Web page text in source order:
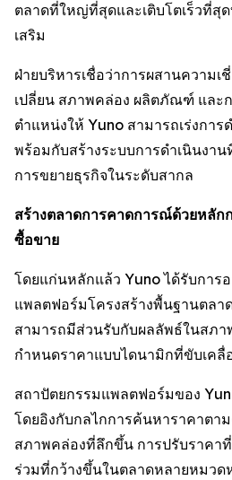
ตลาดที่ใหญ่ที่สุดและเติบโตเร็วที่สุ
เสริม
ฝ่ายบริหารเชื่อว่าการผสานความ
เปลี่ยน สภาพคล่อง ผลิตภัณฑ์ และก
ตำแหน่งให้ Yuno สามารถเร่งกา
พร้อมกับสร้างระบบการดำเนินงา
การขยายธุรกิจในระดับสากล
สร้างตลาดการคาดการณ์ด้วยหลัก
ซื้อขาย
โดยแก่นหลักแล้ว Yuno ได้รับการ
แพลตฟอร์มโครงสร้างพื้นฐานตลา
สามารถมีส่วนรับกับผลลัพธ์ในสภา
กำหนดราคาแบบไดนามิกที่ขับเคลื่
สถาปัตยกรรมแพลตฟอร์มของ
โดยอิงกับกลไกการค้นหาราคาตา
สภาพคล่องที่ลึกขึ้น การปรับราคา
ร่วมที่กว้างขึ้นในตลาดหลายหมวด